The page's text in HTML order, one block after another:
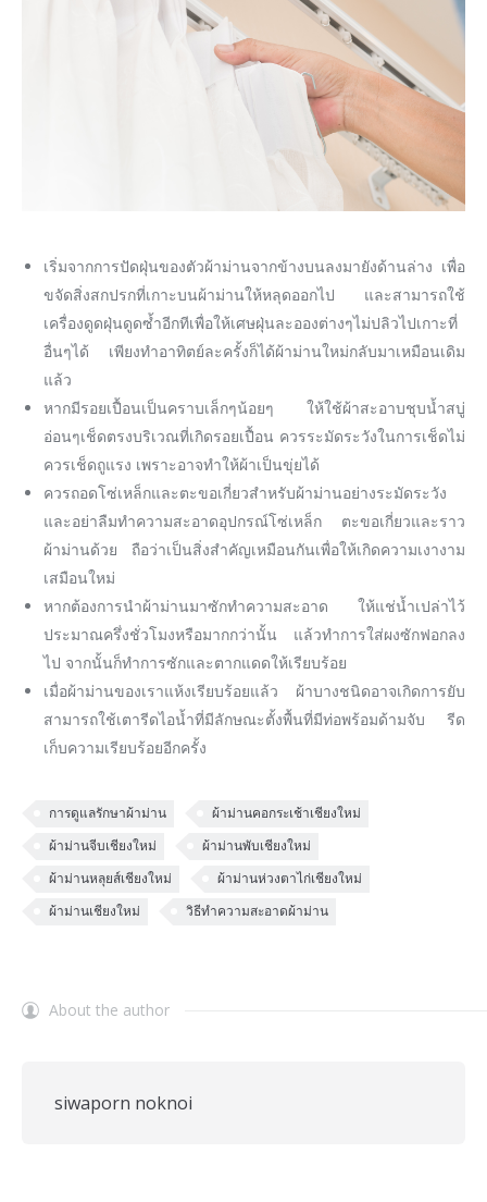
เริ่มจากการปัดฝุ่นของตัวผ้าม่านจากข้างบนลงมายังด้านล่าง เพื่อ
ขจัดสิ่งสกปรกที่เกาะบนผ้าม่านให้หลุดออกไป และสามารถใช้
เครื่องดูดฝุ่นดูดซ้ำอีกทีเพื่อให้เศษฝุ่นละอองต่างๆไม่ปลิวไปเกาะที่
อื่นๆได้ เพียงทำอาทิตย์ละครั้งก็ได้ผ้าม่านใหม่กลับมาเหมือนเดิม
แล้ว
หากมีรอยเปื้อนเป็นคราบเล็กๆน้อยๆ ให้ใช้ผ้าสะอาบชุบน้ำสบู่
อ่อนๆเช็ดตรงบริเวณที่เกิดรอยเปื้อน ควรระมัดระวังในการเช็ดไม่
ควรเช็ดถูแรง เพราะอาจทำให้ผ้าเป็นขุ่ยได้
ควรถอดโซ่เหล็กและตะขอเกี่ยวสำหรับผ้าม่านอย่างระมัดระวัง
และอย่าลืมทำความสะอาดอุปกรณ์โซ่เหล็ก ตะขอเกี่ยวและราว
ผ้าม่านด้วย ถือว่าเป็นสิ่งสำคัญเหมือนกันเพื่อให้เกิดความเงางาม
เสมือนใหม่
หากต้องการนำผ้าม่านมาซักทำความสะอาด ให้แช่น้ำเปล่าไว้
ประมาณครึ่งชั่วโมงหรือมากกว่านั้น แล้วทำการใส่ผงซักฟอกลง
ไป จากนั้นก็ทำการซักและตากแดดให้เรียบร้อย
เมื่อผ้าม่านของเราแห้งเรียบร้อยแล้ว ผ้าบางชนิดอาจเกิดการยับ
สามารถใช้เตารีดไอน้ำที่มีลักษณะตั้งพื้นที่มีท่อพร้อมด้ามจับ รีด
เก็บความเรียบร้อยอีกครั้ง
การดูแลรักษาผ้าม่าน ผ้าม่านคอกระเช้าเชียงใหม่
ผ้าม่านจีบเชียงใหม่ ผ้าม่านพับเชียงใหม่
ผ้าม่านหลุยส์เชียงใหม่ ผ้าม่านห่วงตาไก่เชียงใหม่
ผ้าม่านเชียงใหม่ วิธีทำความสะอาดผ้าม่าน
About the author
siwaporn noknoi